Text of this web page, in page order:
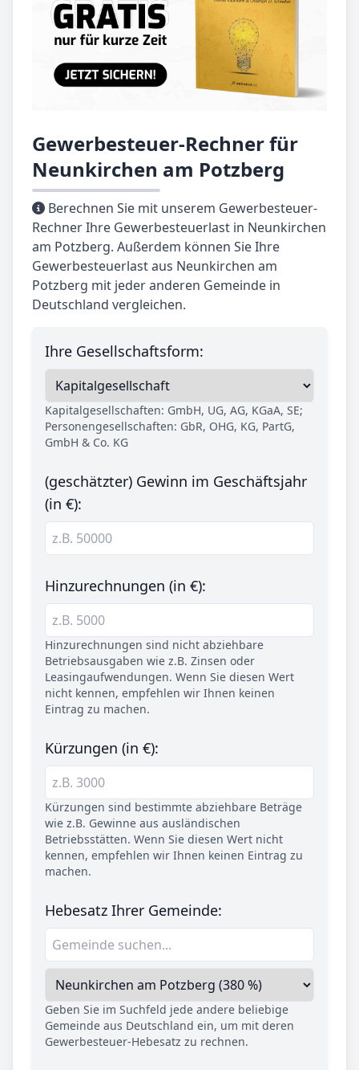
Gewerbesteuer-Rechner für
Neunkirchen am Potzberg
Berechnen Sie mit unserem Gewerbesteuer-
Rechner Ihre Gewerbesteuerlast in Neunkirchen
am Potzberg. Außerdem können Sie Ihre
Gewerbesteuerlast aus Neunkirchen am
Potzberg mit jeder anderen Gemeinde in
Deutschland vergleichen.
Ihre Gesellschaftsform:
Kapitalgesellschaften: GmbH, UG, AG, KGaA, SE;
Personengesellschaften: GbR, OHG, KG, PartG,
GmbH & Co. KG
(geschätzter) Gewinn im Geschäftsjahr
(in €):
Hinzurechnungen (in €):
Hinzurechnungen sind nicht abziehbare
Betriebsausgaben wie z.B. Zinsen oder
Leasingaufwendungen. Wenn Sie diesen Wert
nicht kennen, empfehlen wir Ihnen keinen
Eintrag zu machen.
Kürzungen (in €):
Kürzungen sind bestimmte abziehbare Beträge
wie z.B. Gewinne aus ausländischen
Betriebsstätten. Wenn Sie diesen Wert nicht
kennen, empfehlen wir Ihnen keinen Eintrag zu
machen.
Hebesatz Ihrer Gemeinde:
Geben Sie im Suchfeld jede andere beliebige
Gemeinde aus Deutschland ein, um mit deren
Gewerbesteuer-Hebesatz zu rechnen.